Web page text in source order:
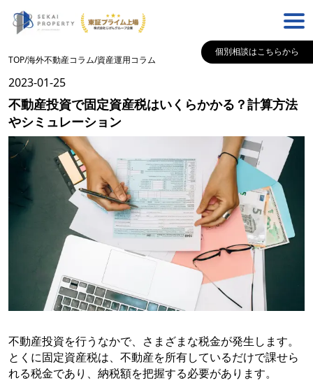
個別相談はこちらから
TOP/海外不動産コラム/資産運用コラム
2023-01-25
不動産投資で固定資産税はいくらかかる？計算方法
やシミュレーション
不動産投資を行うなかで、さまざまな税金が発生します。
とくに固定資産税は、不動産を所有しているだけで課せら
れる税金であり、納税額を把握する必要があります。